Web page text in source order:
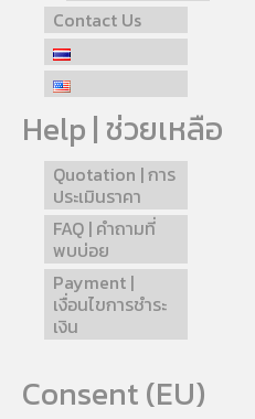
Contact Us
Help | ช่วยเหลือ
Quotation | การ
ประเมินราคา
FAQ | คำถามที่
พบบ่อย
Payment |
เงื่อนไขการชำระ
เงิน
Consent (EU)